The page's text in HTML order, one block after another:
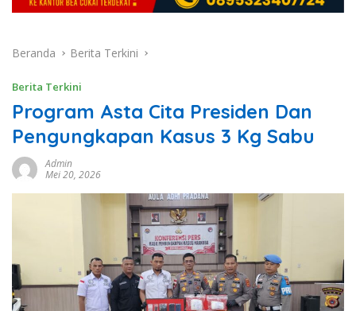
Beranda Berita Terkini
Berita Terkini
Program Asta Cita Presiden Dan
Pengungkapan Kasus 3 Kg Sabu
Admin
Mei 20, 2026